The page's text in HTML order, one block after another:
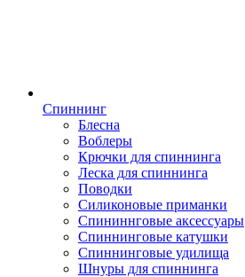
Спиннинг
Блесна
Воблеры
Крючки для спиннинга
Леска для спиннинга
Поводки
Силиконовые приманки
Спининнговые аксессуары
Спиннинговые катушки
Спиннинговые удилища
Шнуры для спиннинга